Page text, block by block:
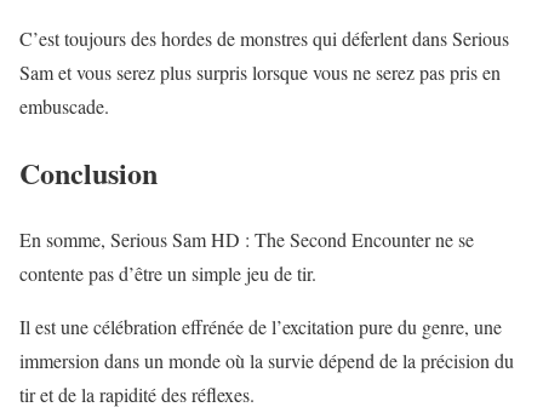
C’est toujours des hordes de monstres qui déferlent dans Serious
Sam et vous serez plus surpris lorsque vous ne serez pas pris en
embuscade.
Conclusion
En somme, Serious Sam HD : The Second Encounter ne se
contente pas d’être un simple jeu de tir.
Il est une célébration effrénée de l’excitation pure du genre, une
immersion dans un monde où la survie dépend de la précision du
tir et de la rapidité des réflexes.